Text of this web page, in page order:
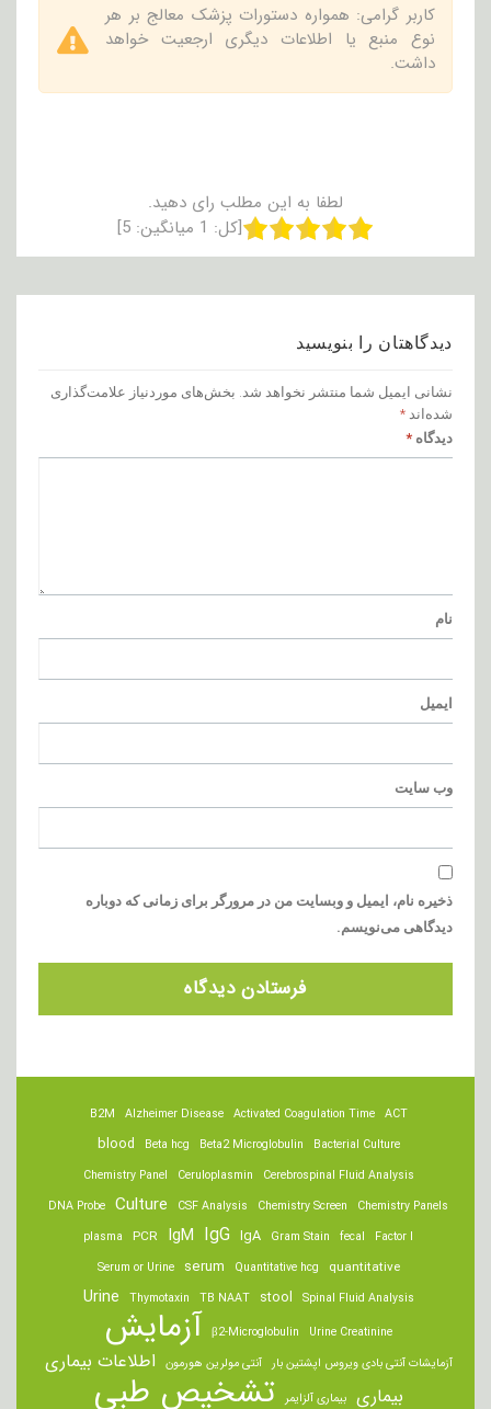
کاربر گرامی: همواره دستورات پزشک معالج بر هر
نوع منبع یا اطلاعات دیگری ارجعیت خواهد
داشت.
لطفا به این مطلب رای دهید.
[کل: 1 میانگین: 5
]
دیدگاهتان را بنویسید
نشانی ایمیل شما منتشر نخواهد شد. بخش‌های موردنیاز علامت‌گذاری
شده‌اند *
دیدگاه *
نام
ایمیل
وب‌ سایت
ذخیره نام، ایمیل و وبسایت من در مرورگر برای زمانی که دوباره
دیدگاهی می‌نویسم.
ACT
Activated Coagulation Time
Alzheimer Disease
B2M
Bacterial Culture
Beta2 Microglobulin
Beta hcg
blood
Cerebrospinal Fluid Analysis
Ceruloplasmin
Chemistry Panel
Chemistry Panels
Chemistry Screen
CSF Analysis
Culture
DNA Probe
Factor I
fecal
Gram Stain
IgA
IgG
IgM
PCR
plasma
quantitative
Quantitative hcg
serum
Serum or Urine
Spinal Fluid Analysis
stool
TB NAAT
Thymotaxin
Urine
Urine Creatinine
β2-Microglobulin آزمایش
آزمایشات آنتی بادی ویروس اپشتین بار آنتی مولرین هورمون اطلاعات بیماری
بیماری بیماری آلزایمر تشخیص طبی